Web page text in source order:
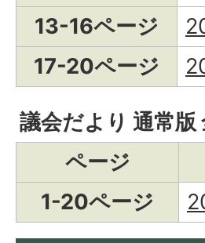
13-16ページ
17-20ページ
議会だより 通常版
ページ
1-20ページ